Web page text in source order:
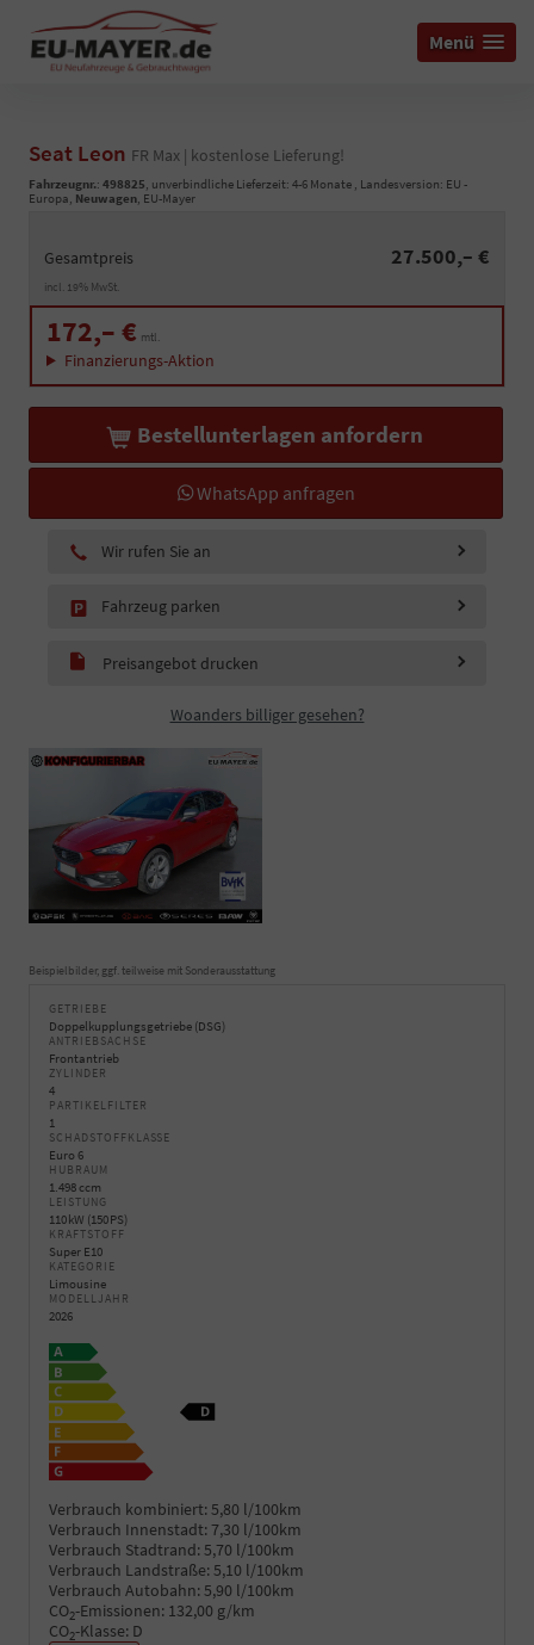
Menü
Seat Leon FR Max | kostenlose Lieferung!
Fahrzeugnr.: 498825, unverbindliche Lieferzeit: 4-6 Monate , Landesversion: EU -
Europa, Neuwagen, EU-Mayer
Gesamtpreis 27.500,– €
incl. 19% MwSt.
172,– € mtl.
Finanzierungs-Aktion
WhatsApp anfragen
Bestellunterlagen anfordern
Wir rufen Sie an
Fahrzeug parken
Preisangebot drucken
Woanders billiger gesehen?
Beispielbilder, ggf. teilweise mit Sonderausstattung
GETRIEBE
Doppelkupplungsgetriebe (DSG)
ANTRIEBSACHSE
Frontantrieb
ZYLINDER
4
PARTIKELFILTER
1
SCHADSTOFFKLASSE
Euro 6
HUBRAUM
1.498 ccm
LEISTUNG
110 kW (150 PS)
KRAFTSTOFF
Super E10
KATEGORIE
Limousine
MODELLJAHR
2026
Verbrauch kombiniert: 5,80 l/100km
Verbrauch Innenstadt: 7,30 l/100km
Verbrauch Stadtrand: 5,70 l/100km
Verbrauch Landstraße: 5,10 l/100km
Verbrauch Autobahn: 5,90 l/100km
CO2-Emissionen: 132,00 g/km
CO2-Klasse: D